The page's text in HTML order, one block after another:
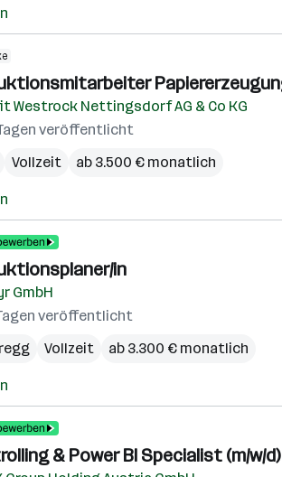
Westrock Nettingsdorf AG & Co KG
veröffentlicht
Vollzeit ab 3.500 € monatlich
in
GmbH
veröffentlicht
Vollzeit ab 3.300 € monatlich
& Power BI Specialist (m/w/d)